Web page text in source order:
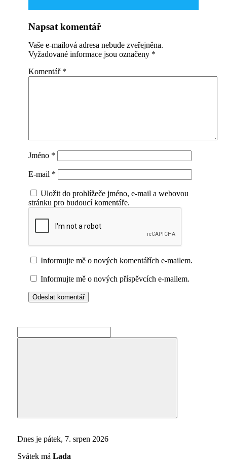
Napsat komentář
Vaše e-mailová adresa nebude zveřejněna.
Vyžadované informace jsou označeny *
Komentář *
Jméno *
E-mail *
Uložit do prohlížeče jméno, e-mail a webovou
stránku pro budoucí komentáře.
Informujte mě o nových komentářích e-mailem.
Informujte mě o nových příspěvcích e-mailem.
for:
Search
Dnes je pátek, 7. srpen 2026
Svátek má Lada